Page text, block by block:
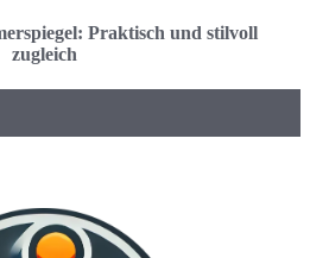
Praktisch und stilvoll
zugleich